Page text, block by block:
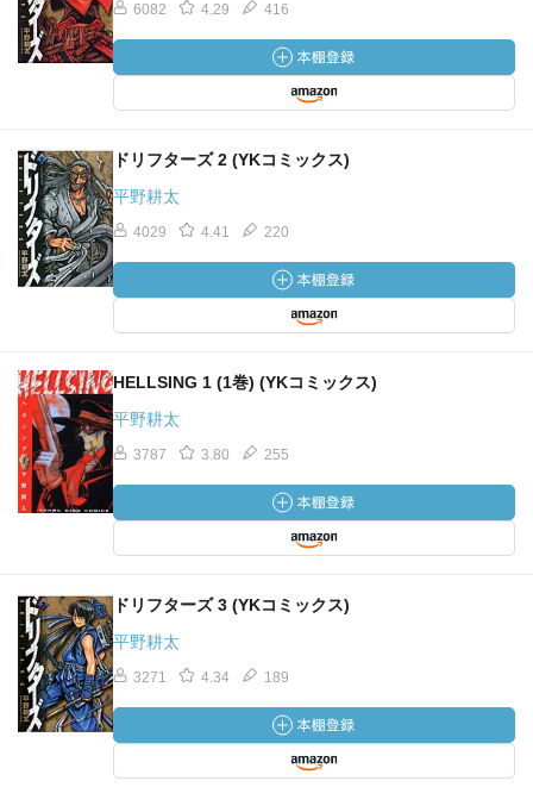
6082 4.29 416
ドリフターズ 2 (YKコミックス)
平野耕太
4029 4.41 220
HELLSING 1 (1巻) (YKコミックス)
平野耕太
3787 3.80 255
ドリフターズ 3 (YKコミックス)
平野耕太
3271 4.34 189